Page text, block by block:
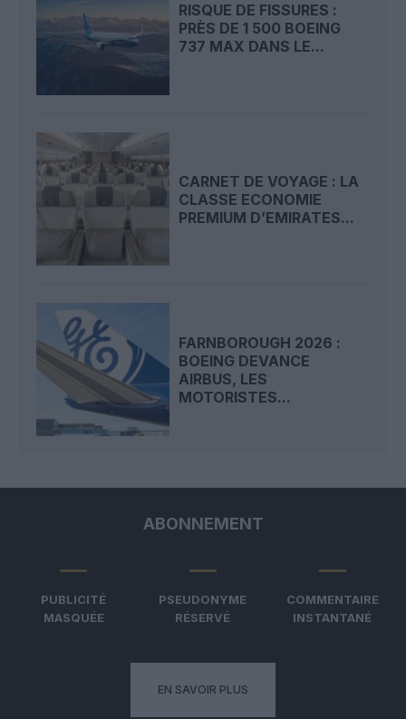
RISQUE DE FISSURES :
PRÈS DE 1 500 BOEING
737 MAX DANS LE...
CARNET DE VOYAGE : LA
CLASSE ECONOMIE
PREMIUM D’EMIRATES...
FARNBOROUGH 2026 :
BOEING DEVANCE
AIRBUS, LES
MOTORISTES...
ABONNEMENT
PUBLICITÉ
MASQUÉE
PSEUDONYME
RÉSERVÉ
COMMENTAIRE
INSTANTANÉ
EN SAVOIR PLUS